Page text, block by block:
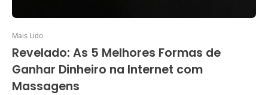
Mais Lido
Revelado: As 5 Melhores Formas de
Ganhar Dinheiro na Internet com
Massagens